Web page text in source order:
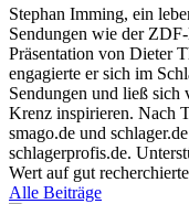
Stephan Imming, ein
Sendungen wie der
Präsentation von Dieter
engagierte er sich im
Sendungen und ließ
Krenz inspirieren. Nach
smago.de und
schlagerprofis.de.
Wert auf gut
Alle Beiträge